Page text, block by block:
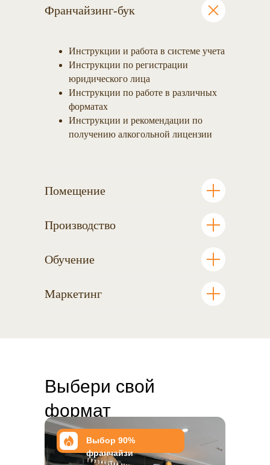
Франчайзинг-бук
Инструкции и работа в системе учета
Инструкции по регистрации
юридического лица
Инструкции по работе в различных
форматах
Инструкции и рекомендации по
получению алкогольной лицензии
Помещение
Производство
Обучение
Маркетинг
Выбери свой
формат
Выбор 90%
франчайзи